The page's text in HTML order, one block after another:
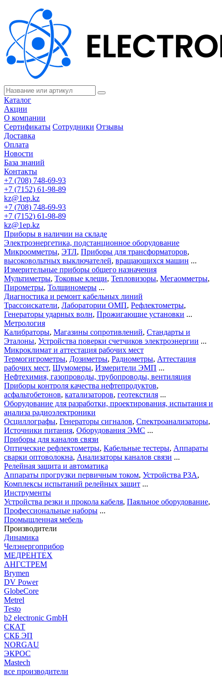
Каталог
Акции
О компании
Сертификаты Сотрудники Отзывы
Доставка
Оплата
Новости
База знаний
Контакты
+7 (708) 748-69-93
+7 (7152) 61-98-89
kz@1ep.kz
+7 (708) 748-69-93
+7 (7152) 61-98-89
kz@1ep.kz
Приборы в наличии на складе
Электроэнергетика, подстанционное оборудование
Микроомметры, ЭТЛ, Приборы для трансформаторов,
высоковольтных выключателей, вращающихся машин ...
Измерительные приборы общего назначения
Мультиметры, Токовые клещи, Тепловизоры, Мегаомметры,
Пирометры, Толщиномеры ...
Диагностика и ремонт кабельных линий
Трассоискатели, Лаборатории ОМП, Рефлектометры,
Генераторы ударных волн, Прожигающие установки ...
Метрология
Калибраторы, Магазины сопротивлений, Стандарты и
Эталоны, Устройства поверки счетчиков электроэнергии ...
Микроклимат и аттестация рабочих мест
Термогигрометры, Дозиметры, Радиометры, Аттестация
рабочих мест, Шумомеры, Измерители ЭМП ...
Нефтехимия, газопроводы, трубопроводы, вентиляция
Приборы контроля качества нефтепродуктов,
асфальтобетонов, катализаторов, геотекстиля ...
Оборудование для разработки, проектирования, испытания и
анализа радиоэлектроники
Осциллографы, Генераторы сигналов, Спектроанализаторы,
Источники питания, Оборудования ЭМС ...
Приборы для каналов связи
Оптические рефлектометры, Кабельные тестеры, Аппараты
сварки оптоволокна, Анализаторы каналов связи ...
Релейная защита и автоматика
Аппараты прогрузки первичным током, Устройства РЗА,
Комплексы испытаний релейных защит ...
Инструменты
Устройства резки и прокола кабеля, Паяльное оборудование,
Профессиональные наборы ...
Промышленная мебель
Производители
Динамика
Челэнергоприбор
МЕДРЕНТЕХ
АНГСТРЕМ
Brymen
DV Power
GlobeCore
Metrel
Testo
b2 electronic GmbH
СКАТ
СКБ ЭП
NORGAU
ЭКРОС
Mastech
все производители